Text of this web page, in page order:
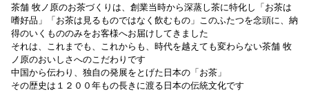
茶舗 牧ノ原のお茶づくりは、創業当時から深蒸し茶に特化し「お茶は
嗜好品」「お茶は見るものではなく飲むもの」このふたつを念頭に、納
得のいくもののみをお客様へお届けしてきました
それは、これまでも、これからも、時代を越えても変わらない茶舗 牧
ノ原のおいしさへのこだわりです
中国から伝わり、独自の発展をとげた日本の「お茶」
その歴史は１２００年もの長きに渡る日本の伝統文化です